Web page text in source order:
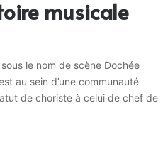
musicale
le nom de scène Dochée
au sein d’une communauté
de choriste à celui de chef de